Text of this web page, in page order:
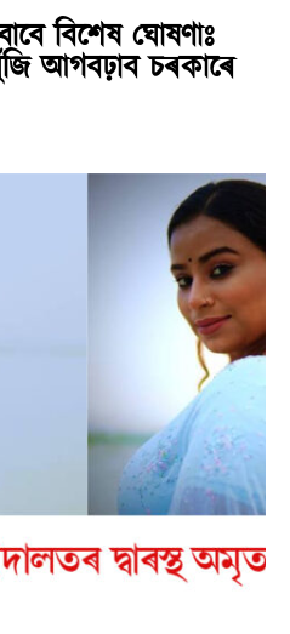
বিশেষ ঘোষণাঃ
আগবঢ়াব চৰকাৰে